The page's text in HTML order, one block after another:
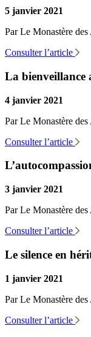
5 janvier 2021
Par Le Monastère
Consulter l’article
La bienveillance
4 janvier 2021
Par Le Monastère
Consulter l’article
3 janvier 2021
Par Le Monastère
Consulter l’article
Le silence en
1 janvier 2021
Par Le Monastère
Consulter l’article